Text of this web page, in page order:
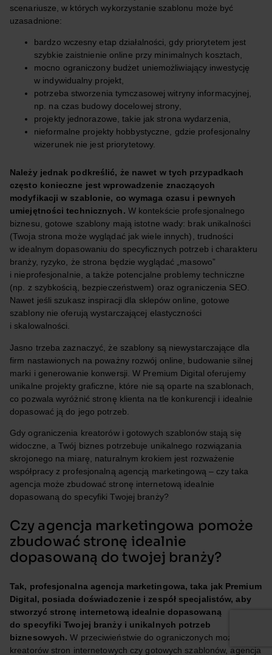
scenariusze, w których wykorzystanie szablonu może być
uzasadnione:
bardzo wczesny etap działalności, gdy priorytetem jest
szybkie zaistnienie online przy minimalnych kosztach,
mocno ograniczony budżet uniemożliwiający inwestycję
w indywidualny projekt,
potrzeba stworzenia tymczasowej witryny informacyjnej,
np. na czas budowy docelowej strony,
projekty jednorazowe, takie jak strona wydarzenia,
nieformalne projekty hobbystyczne, gdzie profesjonalny
wizerunek nie jest priorytetowy.
Należy jednak podkreślić, że nawet w tych przypadkach
często konieczne jest wprowadzenie znaczących
modyfikacji w szablonie, co wymaga czasu i pewnych
umiejętności technicznych. W kontekście profesjonalnego
biznesu, gotowe szablony mają istotne wady: brak unikalności
(Twoja strona może wyglądać jak wiele innych), trudności
w idealnym dopasowaniu do specyficznych potrzeb i charakteru
branży, ryzyko, że strona będzie wyglądać „masowo”
i nieprofesjonalnie, a także potencjalne problemy techniczne
(np. z szybkością, bezpieczeństwem) oraz ograniczenia SEO.
Nawet jeśli szukasz inspiracji dla sklepów online, gotowe
szablony nie oferują wystarczającej elastyczności
i skalowalności.
Jasno trzeba zaznaczyć, że szablony są niewystarczające dla
firm nastawionych na poważny rozwój online, budowanie silnej
marki i generowanie konwersji. W Premium Digital oferujemy
unikalne projekty graficzne, które nie są oparte na szablonach,
co pozwala wyróżnić stronę klienta na tle konkurencji i idealnie
dopasować ją do jego potrzeb.
Gdy ograniczenia kreatorów i gotowych szablonów stają się
widoczne, a Twój biznes potrzebuje unikalnego rozwiązania
skrojonego na miarę, naturalnym krokiem jest rozważenie
współpracy z profesjonalną agencją marketingową – czy taka
agencja może zbudować stronę internetową idealnie
dopasowaną do specyfiki Twojej branży?
Czy agencja marketingowa pomoże
zbudować stronę idealnie
dopasowaną do twojej branży?
Tak, profesjonalna agencja marketingowa, taka jak Premium
Digital, posiada doświadczenie i zespół specjalistów, aby
stworzyć stronę internetową idealnie dopasowaną
do specyfiki Twojej branży i unikalnych potrzeb
biznesowych.W przeciwieństwie do ograniczonych możliwości
kreatorów stron internetowych czy gotowych szablonów, agencja